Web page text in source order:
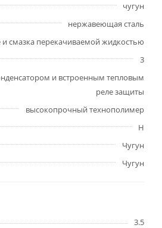
чугун
нержавеющая сталь
смазка перекачиваемой жидкостью
3
и встроенным тепловым
реле защиты
высокопрочный технополимер
H
Чугун
Чугун
3.5